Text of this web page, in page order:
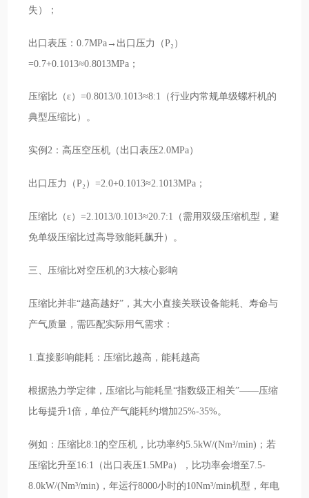
失）；
出口表压：0.7MPa→出口压力（P₂）
=0.7+0.1013≈0.8013MPa；
压缩比（ε）=0.8013/0.1013≈8:1（行业内常规单级螺杆机的
典型压缩比）。
实例2：高压空压机（出口表压2.0MPa）
出口压力（P₂）=2.0+0.1013≈2.1013MPa；
压缩比（ε）=2.1013/0.1013≈20.7:1（需用双级压缩机型，避
免单级压缩比过高导致能耗飙升）。
三、压缩比对空压机的3大核心影响
压缩比并非“越高越好”，其大小直接关联设备能耗、寿命与
产气质量，需匹配实际用气需求：
1.直接影响能耗：压缩比越高，能耗越高
根据热力学定律，压缩比与能耗呈“指数级正相关”——压缩
比每提升1倍，单位产气能耗约增加25%-35%。
例如：压缩比8:1的空压机，比功率约5.5kW/(Nm³/min)；若
压缩比升至16:1（出口表压1.5MPa），比功率会增至7.5-
8.0kW/(Nm³/min)，年运行8000小时的10Nm³/min机型，年电